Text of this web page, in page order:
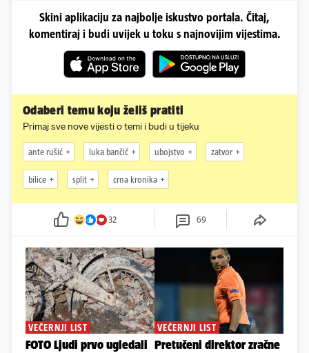
Skini aplikaciju za najbolje iskustvo portala. Čitaj,
komentiraj i budi uvijek u toku s najnovijim vijestima.
Odaberi temu koju želiš pratiti
Primaj sve nove vijesti o temi i budi u tijeku
ante rušić luka bančić ubojstvo zatvor
bilice split crna kronika
32 69